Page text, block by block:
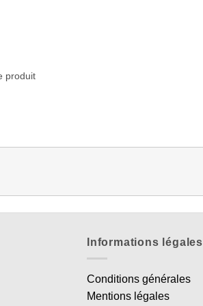
produit
Informations légales
Conditions générales
Mentions légales